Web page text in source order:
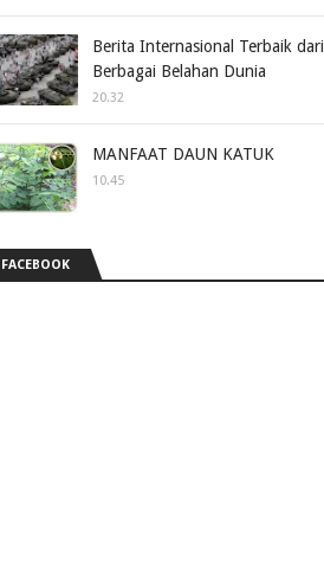
Berita Internasional Terbaik dari
Berbagai Belahan Dunia
20.32
MANFAAT DAUN KATUK
10.45
FACEBOOK